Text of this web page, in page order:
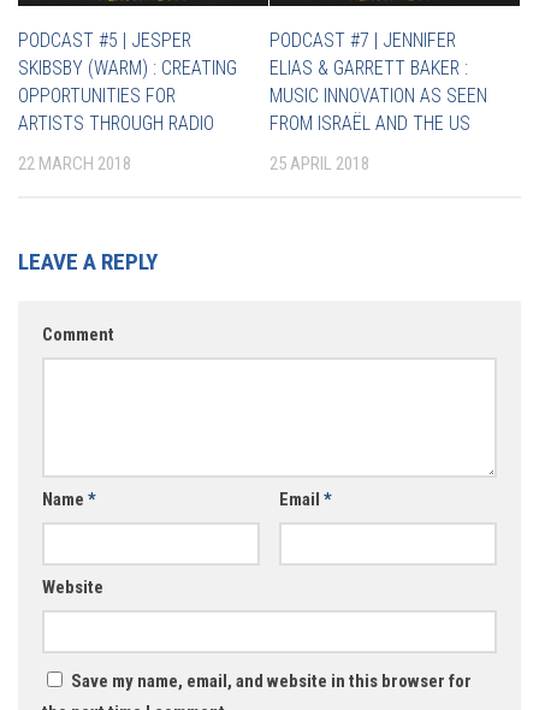
PODCAST #5 | JESPER
SKIBSBY (WARM) : CREATING
OPPORTUNITIES FOR
ARTISTS THROUGH RADIO
22 MARCH 2018
PODCAST #7 | JENNIFER
ELIAS & GARRETT BAKER :
MUSIC INNOVATION AS SEEN
FROM ISRAËL AND THE US
25 APRIL 2018
LEAVE A REPLY
Comment
Name * Email *
Website
Save my name, email, and website in this browser for